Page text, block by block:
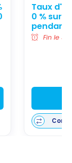
Taux
0 % sur
pendant
Fin le 3